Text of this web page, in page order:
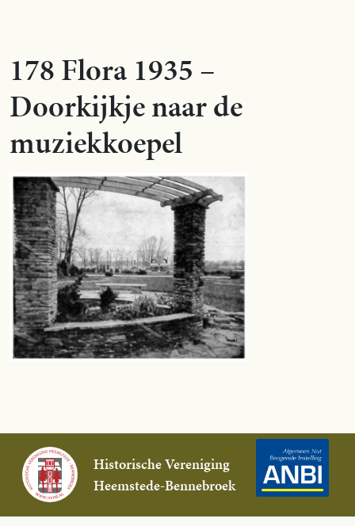
178 Flora 1935 –
Doorkijkje naar de
muziekkoepel
Historische Vereniging
Heemstede-Bennebroek